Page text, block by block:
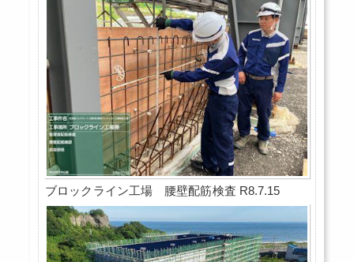
ブロックライン工場 腰壁配筋検査 R8.7.15